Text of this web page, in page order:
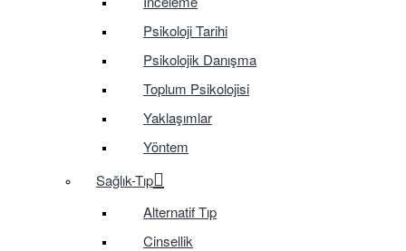
Psikoloji Tarihi
Psikolojik Danışma
Toplum Psikolojisi
Yaklaşımlar
Yöntem
Sağlık-Tıp
Alternatif Tıp
Cinsellik